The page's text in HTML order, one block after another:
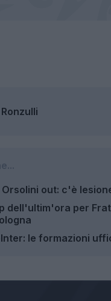
Orsolini out: c'è
dell'ultim'ora per
le formazioni